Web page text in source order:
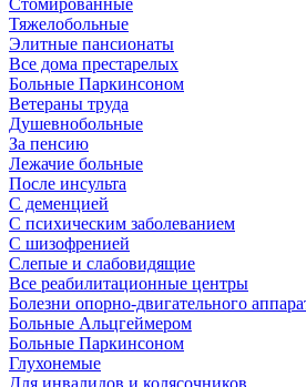
Стомированные
Тяжелобольные
Элитные пансионаты
Все дома престарелых
Больные Паркинсоном
Ветераны труда
Душевнобольные
За пенсию
Лежачие больные
После инсульта
С деменцией
С психическим заболеванием
С шизофренией
Слепые и слабовидящие
Все реабилитационные центры
Болезни опорно-двигательного
Больные Альцгеймером
Больные Паркинсоном
Глухонемые
Для инвалидов и колясочников